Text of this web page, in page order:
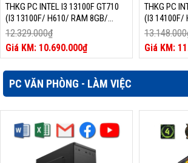
THKG PC INTEL I3 13100F GT710
(I3 13100F/ H610/ RAM 8GB/
GT710 2G/ SSD 256GB/ 350W/
DOS/ LCD 22INCH)
12.329.000₫
Giá
gốc
là:
12.329.000₫.
10.690.000₫
Giá
hiện
tại
là:
THKG PC
(I3 14100F/
GT730 4G/
DOS/ LCD
13.148.000
Giá
gốc
là:
Giá
hiện
PC VĂN PHÒNG - LÀM VIỆC